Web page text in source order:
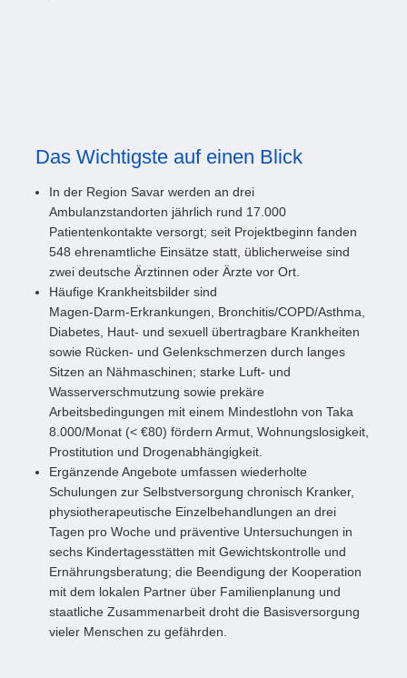
Das Wichtigste auf einen Blick
In der Region Savar werden an drei
Ambulanzstandorten jährlich rund 17.000
Patientenkontakte versorgt; seit Projektbeginn fanden
548 ehrenamtliche Einsätze statt, üblicherweise sind
zwei deutsche Ärztinnen oder Ärzte vor Ort.
Häufige Krankheitsbilder sind
Magen‑Darm‑Erkrankungen, Bronchitis/COPD/Asthma,
Diabetes, Haut‑ und sexuell übertragbare Krankheiten
sowie Rücken‑ und Gelenkschmerzen durch langes
Sitzen an Nähmaschinen; starke Luft‑ und
Wasserverschmutzung sowie prekäre
Arbeitsbedingungen mit einem Mindestlohn von Taka
8.000/Monat (< €80) fördern Armut, Wohnungslosigkeit,
Prostitution und Drogenabhängigkeit.
Ergänzende Angebote umfassen wiederholte
Schulungen zur Selbstversorgung chronisch Kranker,
physiotherapeutische Einzelbehandlungen an drei
Tagen pro Woche und präventive Untersuchungen in
sechs Kindertagesstätten mit Gewichtskontrolle und
Ernährungsberatung; die Beendigung der Kooperation
mit dem lokalen Partner über Familienplanung und
staatliche Zusammenarbeit droht die Basisversorgung
vieler Menschen zu gefährden.